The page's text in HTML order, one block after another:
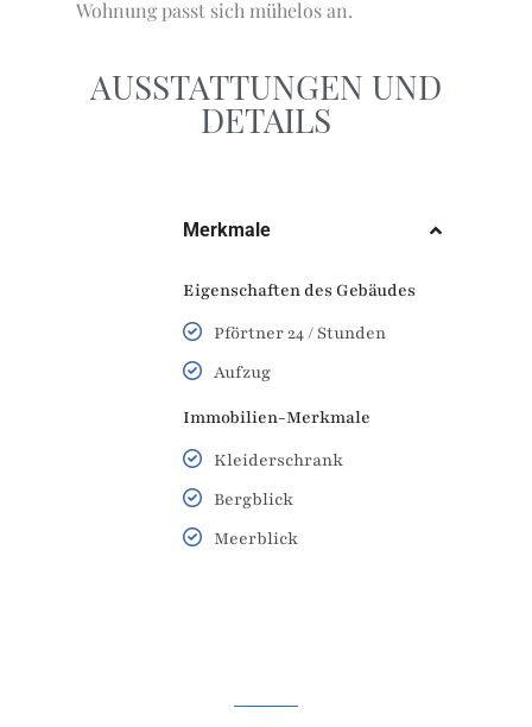
Wohnung passt sich mühelos an.
AUSSTATTUNGEN UND
DETAILS
Merkmale
Eigenschaften des Gebäudes
Pförtner 24 / Stunden
Aufzug
Immobilien-Merkmale
Kleiderschrank
Bergblick
Meerblick